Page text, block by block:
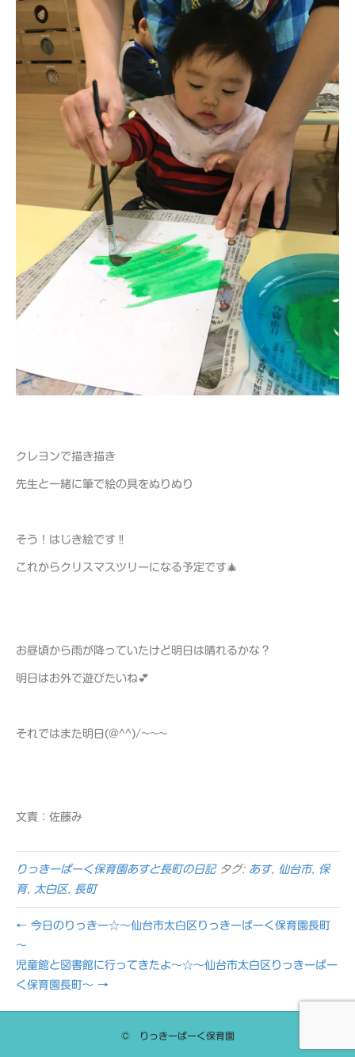
クレヨンで描き描き
先生と一緒に筆で絵の具をぬりぬり
そう！はじき絵です‼
これからクリスマスツリーになる予定です🎄
お昼頃から雨が降っていたけど明日は晴れるかな？
明日はお外で遊びたいね💕
それではまた明日(@^^)/~~~
文責：佐藤み
りっきーぱーく保育園あすと長町の日記タグ: あす, 仙台市, 保
育, 太白区, 長町
← 今日のりっきー☆～仙台市太白区りっきーぱーく保育園長町
～
児童館と図書館に行ってきたよ～☆～仙台市太白区りっきーぱー
く保育園長町～ →
© りっきーぱーく保育園